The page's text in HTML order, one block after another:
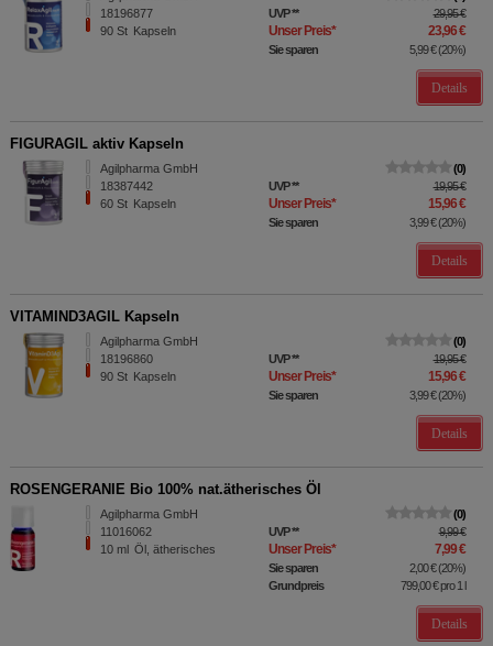
18196877
90 St Kapseln
UVP** 29,95 €
Unser Preis* 23,96 €
Sie sparen 5,99 €(20%)
Details
FIGURAGIL aktiv Kapseln
Agilpharma GmbH
18387442
60 St Kapseln
0
UVP** 19,95 €
Unser Preis* 15,96 €
Sie sparen 3,99 €(20%)
Details
VITAMIND3AGIL Kapseln
Agilpharma GmbH
18196860
90 St Kapseln
0
UVP** 19,95 €
Unser Preis* 15,96 €
Sie sparen 3,99 €(20%)
Details
ROSENGERANIE Bio 100% nat.ätherisches Öl
Agilpharma GmbH
11016062
10 ml Öl, ätherisches
0
UVP** 9,99 €
Unser Preis* 7,99 €
Sie sparen 2,00 €(20%)
Grundpreis
799,00 €pro 1 l
Details